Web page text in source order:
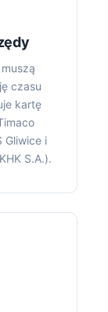
czasu
kartę
Gliwice i
S.A.).